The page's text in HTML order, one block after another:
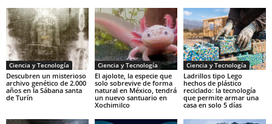
Ciencia y Tecnología
Descubren un misterioso
archivo genético de 2.000
años en la Sábana santa
de Turín
Ciencia y Tecnología
El ajolote, la especie que
solo sobrevive de forma
natural en México, tendrá
un nuevo santuario en
Xochimilco
Ciencia y Tecnología
Ladrillos tipo Lego
hechos de plástico
reciclado: la tecnología
que permite armar una
casa en solo 5 días